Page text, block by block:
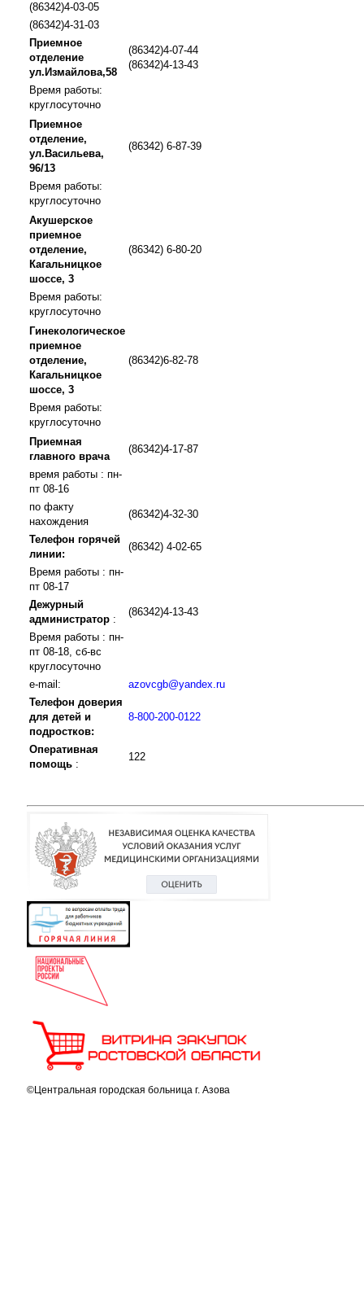
(86342)4-03-05
(86342)4-31-03
Приемное
отделение
ул.Измайлова,58
(86342)4-07-44
(86342)4-13-43
Время работы:
круглосуточно
Приемное
отделение,
ул.Васильева,
96/13
(86342) 6-87-39
Время работы:
круглосуточно
Акушерское
приемное
отделение,
Кагальницкое
шоссе, 3
(86342) 6-80-20
Время работы:
круглосуточно
Гинекологическое
приемное
отделение,
Кагальницкое
шоссе, 3
(86342)6-82-78
Время работы:
круглосуточно
Приемная
главного врача
(86342)4-17-87
время работы : пн-
пт 08-16
по факту
нахождения
(86342)4-32-30
Телефон горячей
линии:
(86342) 4-02-65
Время работы : пн-
пт 08-17
Дежурный
администратор :
(86342)4-13-43
Время работы : пн-
пт 08-18, сб-вс
круглосуточно
e-mail:
azovcgb@yandex.ru
Телефон доверия
для детей и
подростков:
8-800-200-0122
Оперативная
помощь :
122
©Центральная городская больница г. Азова